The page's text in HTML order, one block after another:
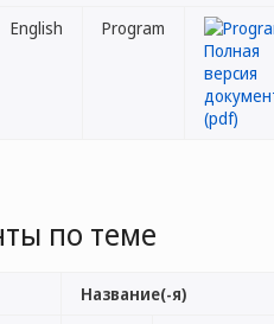
English Program
по теме
Название(-я)